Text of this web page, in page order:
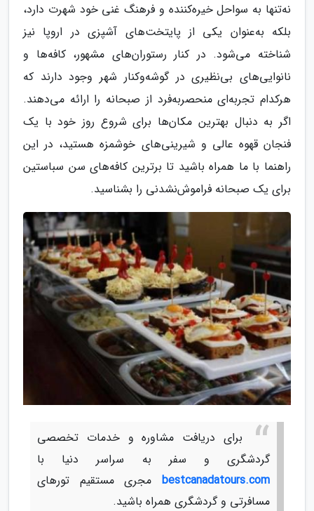
نه‌تنها به سواحل خیره‌کننده و فرهنگ غنی خود شهرت دارد،
بلکه به‌عنوان یکی از پایتخت‌های آشپزی در اروپا نیز
شناخته می‌شود. در کنار رستوران‌های مشهور، کافه‌ها و
نانوایی‌های بی‌نظیری در گوشه‌و‌کنار شهر وجود دارند که
هرکدام تجربه‌ای منحصر‌به‌فرد از صبحانه را ارائه می‌دهند.
اگر به دنبال بهترین مکان‌ها برای شروع روز خود با یک
فنجان قهوه عالی و شیرینی‌های خوشمزه هستید، در این
راهنما با ما همراه باشید تا برترین کافه‌های سن سباستین
برای یک صبحانه فراموش‌نشدنی را بشناسید.
برای دریافت مشاوره و خدمات تخصصی
گردشگری و سفر به سراسر دنیا با
bestcanadatours.com مجری مستقیم تورهای
مسافرتی و گردشگری همراه باشید.